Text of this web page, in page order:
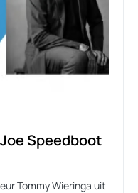
Speedboot
Tommy Wieringa uit